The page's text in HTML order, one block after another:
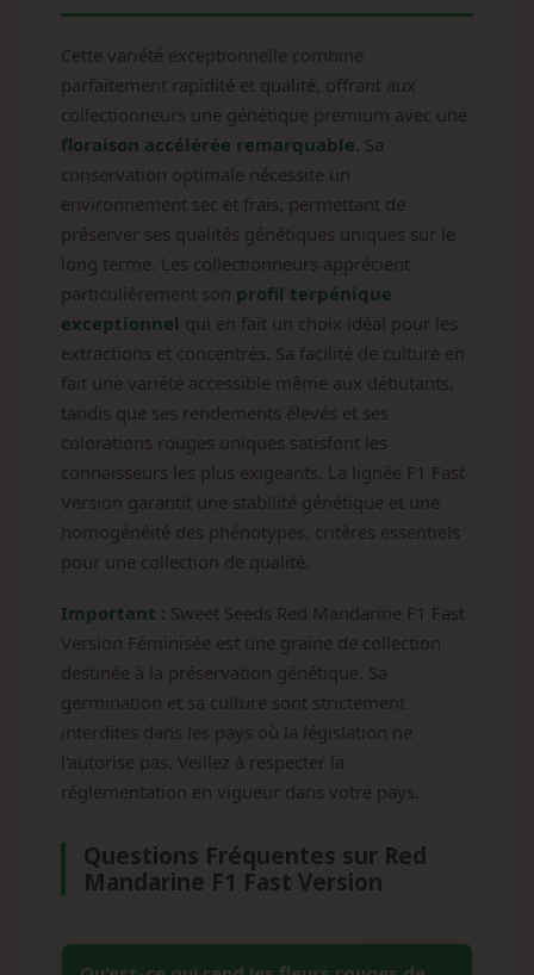
Cette variété exceptionnelle combine
parfaitement rapidité et qualité, offrant aux
collectionneurs une génétique premium avec une
floraison accélérée remarquable . Sa
conservation optimale nécessite un
environnement sec et frais, permettant de
préserver ses qualités génétiques uniques sur le
long terme. Les collectionneurs apprécient
particulièrement son profil terpénique
exceptionnel qui en fait un choix idéal pour les
extractions et concentrés. Sa facilité de culture en
fait une variété accessible même aux débutants,
tandis que ses rendements élevés et ses
colorations rouges uniques satisfont les
connaisseurs les plus exigeants. La lignée F1 Fast
Version garantit une stabilité génétique et une
homogénéité des phénotypes, critères essentiels
pour une collection de qualité.
Important : Sweet Seeds Red Mandarine F1 Fast
Version Féminisée est une graine de collection
destinée à la préservation génétique. Sa
germination et sa culture sont strictement
interdites dans les pays où la législation ne
l'autorise pas. Veillez à respecter la
réglementation en vigueur dans votre pays.
Questions Fréquentes sur Red
Mandarine F1 Fast Version